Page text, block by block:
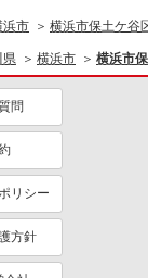
浜市 横浜市保土ケ谷
県 横浜市 横浜市
問
リシー
方針